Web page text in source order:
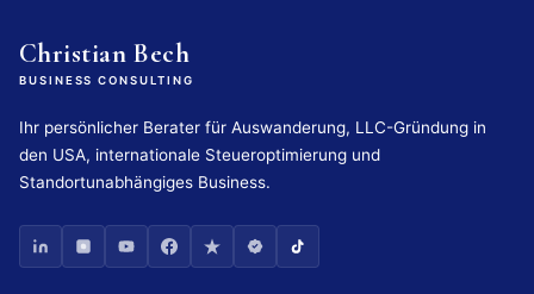
Christian Bech
BUSINESS CONSULTING
Ihr persönlicher Berater für Auswanderung, LLC-Gründung in
den USA, internationale Steueroptimierung und
Standortunabhängiges Business.